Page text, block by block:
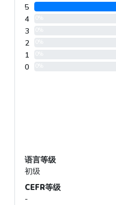
5
4
3
2
1
0
语言等级
初级
CEFR等级
-